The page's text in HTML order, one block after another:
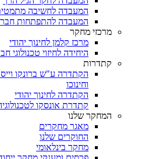
המעבדה לחשיבה
המעבדה להתפתחות
מרכזי מחקר
מרכז קלמן לחינוך יהודי
היחידה לחיזוי טכנולוגי
קתדרות
הקתדרה ע"ש ברונקו
וחינוכו
הקתדרה לחינוך יהודי
קתדרת אונסקו
המחקר שלנו
מאגר מחקרים
החוקרים שלנו
מחקר בינלאומי